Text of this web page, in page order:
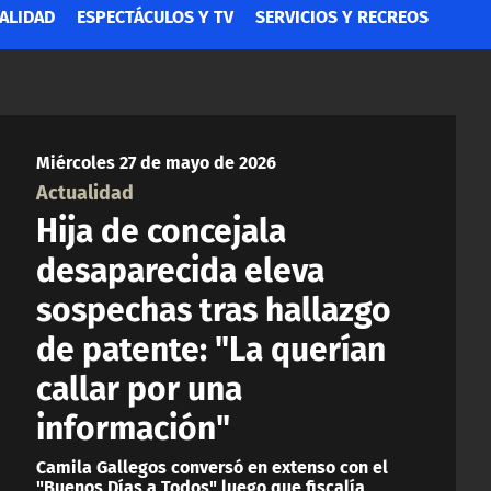
ESPECTÁCULOS Y TV SERVICIOS Y RECREOS
Miércoles 27 de mayo de 2026
Actualidad
Hija de concejala
desaparecida eleva
sospechas tras hallazgo
de patente: "La querían
callar por una
información"
Camila Gallegos conversó en extenso con el